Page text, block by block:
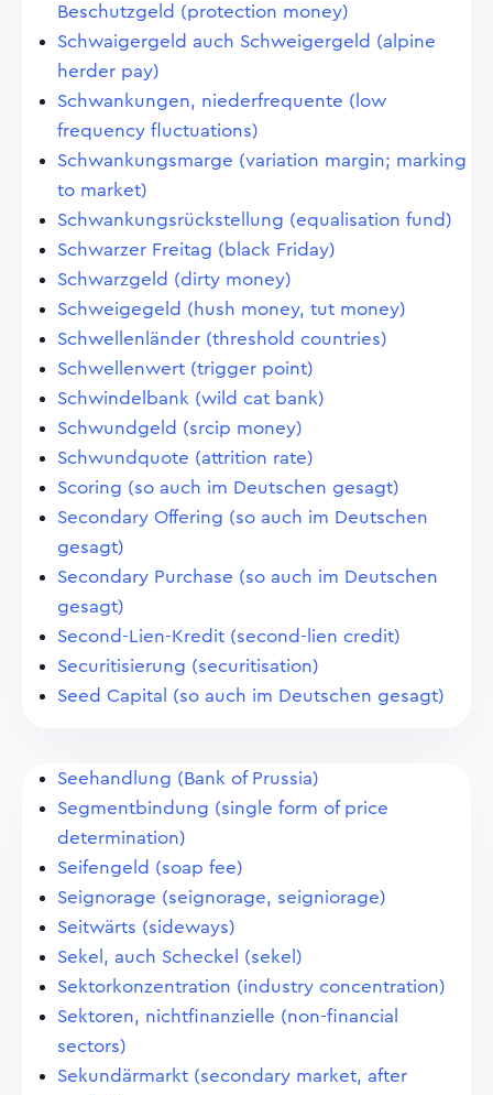
Beschutzgeld (protection money)
Schwaigergeld auch Schweigergeld (alpine
herder pay)
Schwankungen, niederfrequente (low
frequency fluctuations)
Schwankungsmarge (variation margin; marking
to market)
Schwankungsrückstellung (equalisation fund)
Schwarzer Freitag (black Friday)
Schwarzgeld (dirty money)
Schweigegeld (hush money, tut money)
Schwellenländer (threshold countries)
Schwellenwert (trigger point)
Schwindelbank (wild cat bank)
Schwundgeld (srcip money)
Schwundquote (attrition rate)
Scoring (so auch im Deutschen gesagt)
Secondary Offering (so auch im Deutschen
gesagt)
Secondary Purchase (so auch im Deutschen
gesagt)
Second-Lien-Kredit (second-lien credit)
Securitisierung (securitisation)
Seed Capital (so auch im Deutschen gesagt)
Seehandlung (Bank of Prussia)
Segmentbindung (single form of price
determination)
Seifengeld (soap fee)
Seignorage (seignorage, seigniorage)
Seitwärts (sideways)
Sekel, auch Scheckel (sekel)
Sektorkonzentration (industry concentration)
Sektoren, nichtfinanzielle (non-financial
sectors)
Sekundärmarkt (secondary market, after